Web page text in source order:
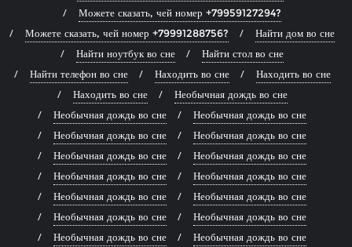
Можете сказать, чей номер +79959127294?
Можете сказать, чей номер +79991288756?
Найти дом во сне
Найти ноутбук во сне
Найти стол во сне
Найти телефон во сне
Находить во сне
Находить во сне
Находить во сне
Необычная дождь во сне
Необычная дождь во сне
Необычная дождь во сне
Необычная дождь во сне
Необычная дождь во сне
Необычная дождь во сне
Необычная дождь во сне
Необычная дождь во сне
Необычная дождь во сне
Необычная дождь во сне
Необычная дождь во сне
Необычная дождь во сне
Необычная дождь во сне
Необычная дождь во сне
Необычная дождь во сне